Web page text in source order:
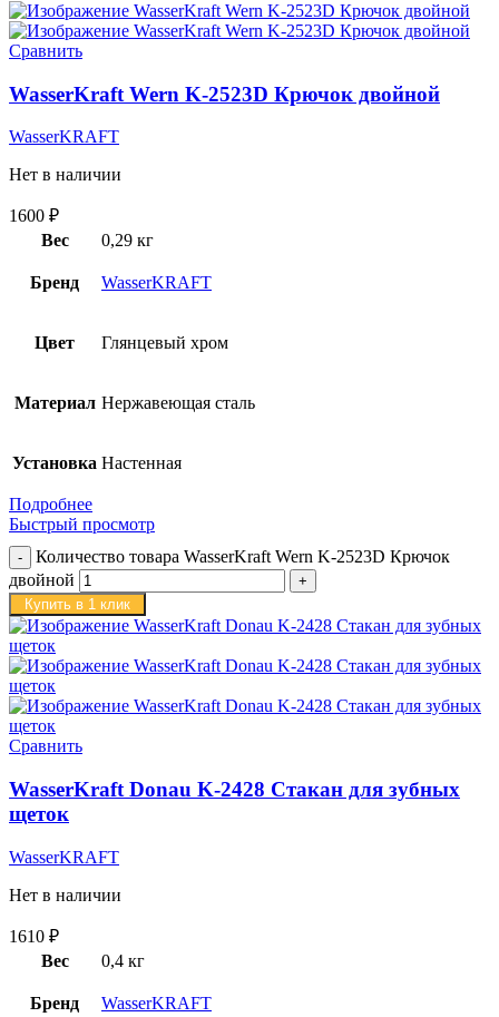
Сравнить
WasserKraft Wern K-2523D Крючок двойной
WasserKRAFT
Нет в наличии
1600 ₽
Вес
0,29 кг
Бренд WasserKRAFT
Цвет Глянцевый хром
Материал Нержавеющая сталь
Установка Настенная
Подробнее
Быстрый просмотр
Количество товара WasserKraft Wern K-2523D Крючок
двойной
Купить в 1 клик
Сравнить
WasserKraft Donau K-2428 Стакан для зубных
щеток
WasserKRAFT
Нет в наличии
1610 ₽
Вес
0,4 кг
Бренд WasserKRAFT